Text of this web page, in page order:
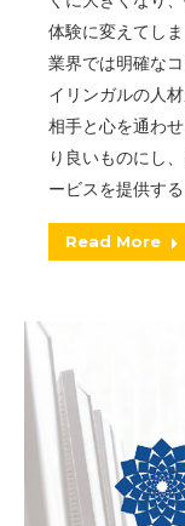
体験に変えてし
業界では明確な
イリンガルの人
相手と心を通わ
り良いものにし
ービスを提供す
Read More